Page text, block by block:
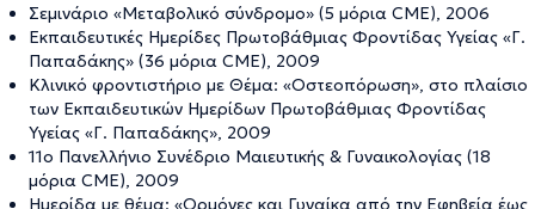
Σεμινάριο «Μεταβολικό σύνδρομο» (5 μόρια CME), 2006
Εκπαιδευτικές Ημερίδες Πρωτοβάθμιας Φροντίδας Υγείας «Γ.
Παπαδάκης» (36 μόρια CME), 2009
Κλινικό φροντιστήριο με Θέμα: «Οστεοπόρωση», στο πλαίσιο
των Εκπαιδευτικών Ημερίδων Πρωτοβάθμιας Φροντίδας
Υγείας «Γ. Παπαδάκης», 2009
11ο Πανελλήνιο Συνέδριο Μαιευτικής & Γυναικολογίας (18
μόρια CME), 2009
Ημερίδα με θέμα: «Ορμόνες και Γυναίκα από την Εφηβεία έως